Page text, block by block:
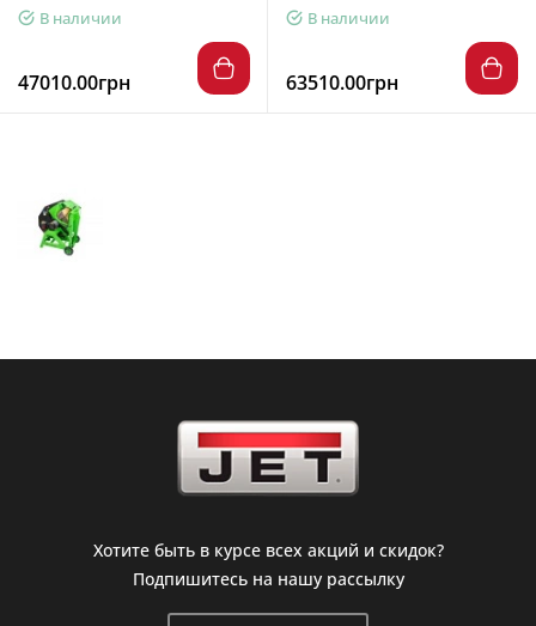
В наличии
47010.00грн
В наличии
63510.00грн
Хотите быть в курсе всех акций и скидок?
Подпишитесь на нашу рассылку